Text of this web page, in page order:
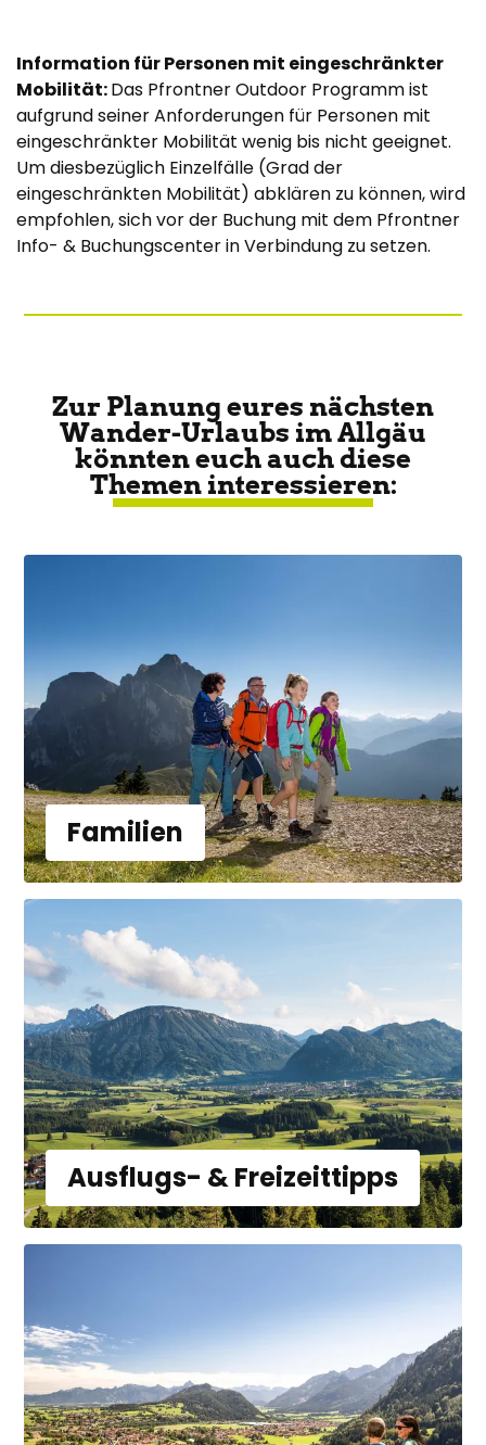
Information für Personen mit eingeschränkter
Mobilität:Das Pfrontner Outdoor Programm ist
aufgrund seiner Anforderungen für Personen mit
eingeschränkter Mobilität wenig bis nicht geeignet.
Um diesbezüglich Einzelfälle (Grad der
eingeschränkten Mobilität) abklären zu können, wird
empfohlen, sich vor der Buchung mit dem Pfrontner
Info- & Buchungscenter in Verbindung zu setzen.
Zur Planung eures nächsten
Wander-Urlaubs im Allgäu
könnten euch auch diese
Themen interessieren:
Familien
Ausflugs- & Freizeittipps